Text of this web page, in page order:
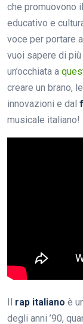
che promuovono
educativo e
voce per portare
vuoi sapere di
un’occhiata a
creare un brano,
innovazioni e dal
musicale italiano!
rap italiano è
degli anni ’90,